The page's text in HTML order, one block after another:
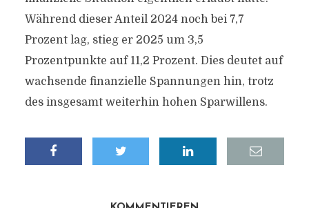
Während dieser Anteil 2024 noch bei 7,7
Prozent lag, stieg er 2025 um 3,5
Prozentpunkte auf 11,2 Prozent. Dies deutet auf
wachsende finanzielle Spannungen hin, trotz
des insgesamt weiterhin hohen Sparwillens.